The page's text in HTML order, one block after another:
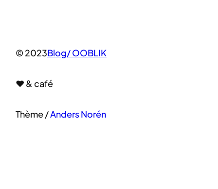
© 2023Blog/ OOBLIK
♥ & café
Thème /Anders Norén